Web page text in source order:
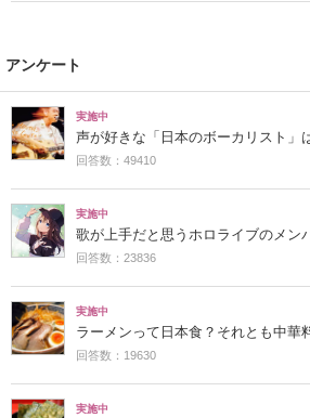
アンケート
実施中
声が好きな「日本のボーカリスト」
回答数：49410
実施中
歌が上手だと思うホロライブのメン
回答数：23836
実施中
ラーメンって日本食？それとも中華
回答数：19630
実施中